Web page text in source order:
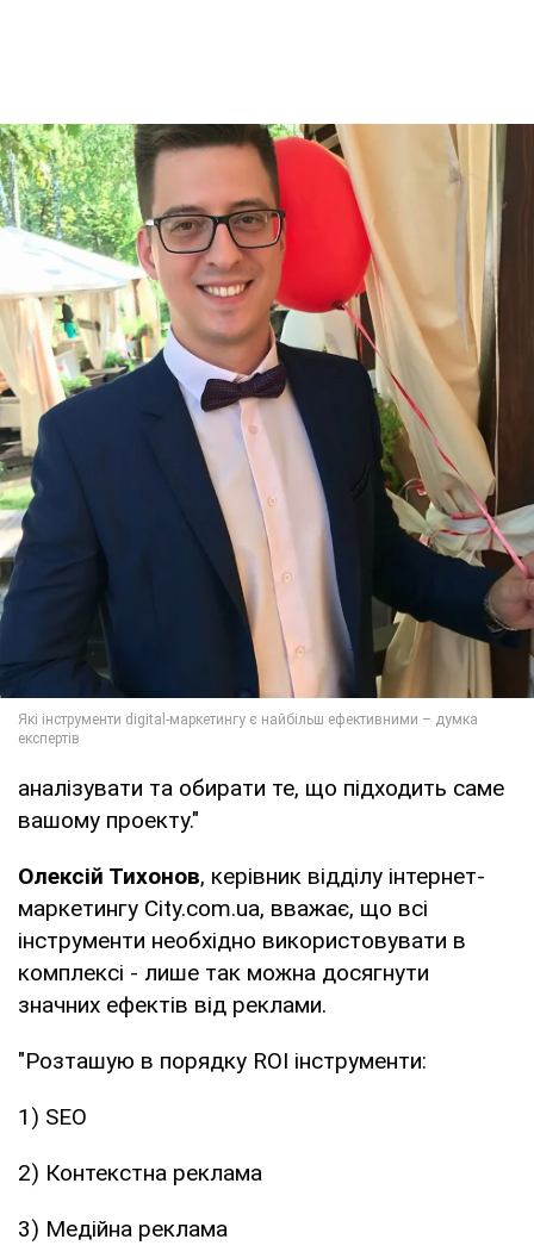
аналізувати та обирати те, що підходить саме
вашому проекту."
Олексій Тихонов, керівник відділу інтернет-
маркетингу City.com.ua, вважає, що всі
інструменти необхідно використовувати в
комплексі - лише так можна досягнути
значних ефектів від реклами.
"Розташую в порядку ROI інструменти:
1) SEO
2) Контекстна реклама
3) Медійна реклама